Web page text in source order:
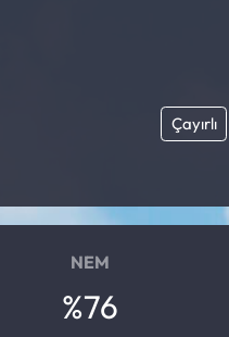
Çayırlı
NEM
%76